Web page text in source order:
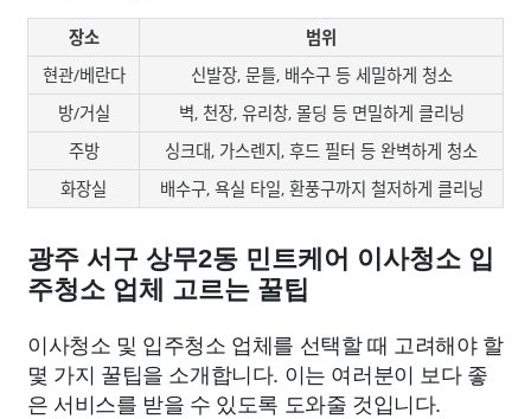
장소
범위
현관/베란다
신발장, 문틀, 배수구 등 세밀하게 청소
방/거실
벽, 천장, 유리창, 몰딩 등 면밀하게 클리닝
주방
싱크대, 가스렌지, 후드 필터 등 완벽하게 청소
화장실
배수구, 욕실 타일, 환풍구까지 철저하게 클리닝
광주 서구 상무2동 민트케어 이사청소 입
주청소 업체 고르는 꿀팁
이사청소 및 입주청소 업체를 선택할 때 고려해야 할
몇 가지 꿀팁을 소개합니다. 이는 여러분이 보다 좋
은 서비스를 받을 수 있도록 도와줄 것입니다.